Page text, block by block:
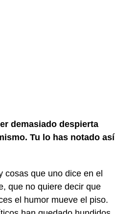
demasiado despierta
Tu lo has notado así
cosas que uno dice en el
que no quiere decir que
el humor mueve el piso.